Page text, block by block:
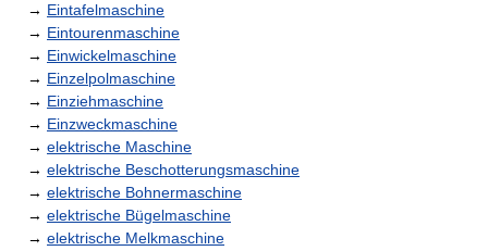
→ Eintafelmaschine
→ Eintourenmaschine
→ Einwickelmaschine
→ Einzelpolmaschine
→ Einziehmaschine
→ Einzweckmaschine
→ elektrische Maschine
→ elektrische Beschotterungsmaschine
→ elektrische Bohnermaschine
→ elektrische Bügelmaschine
→ elektrische Melkmaschine